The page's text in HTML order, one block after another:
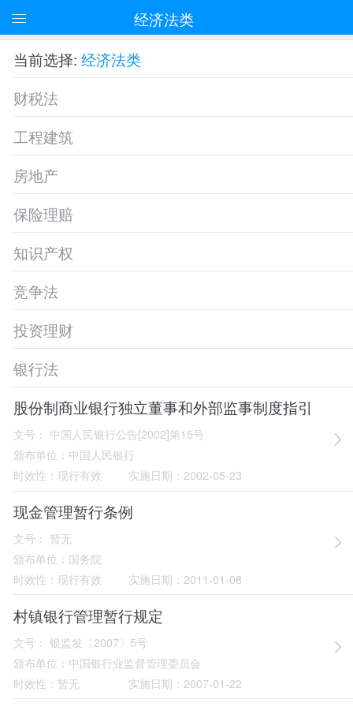
经济法类
当前选择: 经济法类
财税法
工程建筑
房地产
保险理赔
知识产权
竞争法
投资理财
银行法
股份制商业银行独立董事和外部监事制度指引
文号： 中国人民银行公告[2002]第15号
颁布单位： 中国人民银行
时效性： 现行有效 实施日期： 2002-05-23
现金管理暂行条例
文号： 暂无
颁布单位： 国务院
时效性： 现行有效 实施日期： 2011-01-08
村镇银行管理暂行规定
文号： 银监发〔2007〕5号
颁布单位： 中国银行业监督管理委员会
时效性： 暂无 实施日期： 2007-01-22